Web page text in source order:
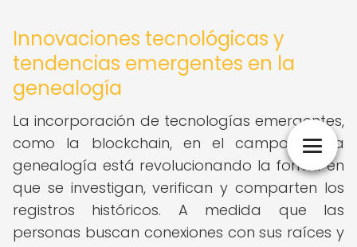
Innovaciones tecnológicas y
tendencias emergentes en la
genealogía
La incorporación de tecnologías emergentes,
como la blockchain, en el campo de la
genealogía está revolucionando la forma en
que se investigan, verifican y comparten los
registros históricos. A medida que las
personas buscan conexiones con sus raíces y